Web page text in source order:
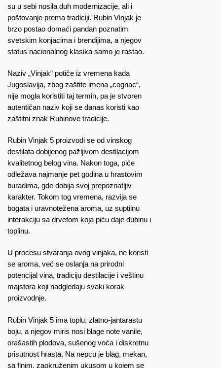
su u sebi nosila duh modernizacije, ali i
poštovanje prema tradiciji. Rubin Vinjak je
brzo postao domaći pandan poznatim
svetskim konjacima i brendijima, a njegov
status nacionalnog klasika samo je rastao.
Naziv „Vinjak“ potiče iz vremena kada
Jugoslavija, zbog zaštite imena „cognac“,
nije mogla koristiti taj termin, pa je stvoren
autentičan naziv koji se danas koristi kao
zaštitni znak Rubinove tradicije.
Rubin Vinjak 5 proizvodi se od vinskog
destilata dobijenog pažljivom destilacijom
kvalitetnog belog vina. Nakon toga, piće
odležava najmanje pet godina u hrastovim
buradima, gde dobija svoj prepoznatljiv
karakter. Tokom tog vremena, razvija se
bogata i uravnotežena aroma, uz suptilnu
interakciju sa drvetom koja piću daje dubinu i
toplinu.
U procesu stvaranja ovog vinjaka, ne koristi
se aroma, već se oslanja na prirodni
potencijal vina, tradiciju destilacije i veštinu
majstora koji nadgledaju svaki korak
proizvodnje.
Rubin Vinjak 5 ima toplu, zlatno-jantarastu
boju, a njegov miris nosi blage note vanile,
orašastih plodova, sušenog voća i diskretnu
prisutnost hrasta. Na nepcu je blag, mekan,
sa finim, zaokruženim ukusom u kojem se